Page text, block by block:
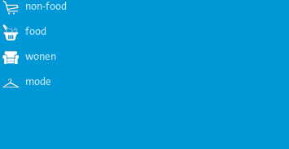
non-food
food
wonen
mode